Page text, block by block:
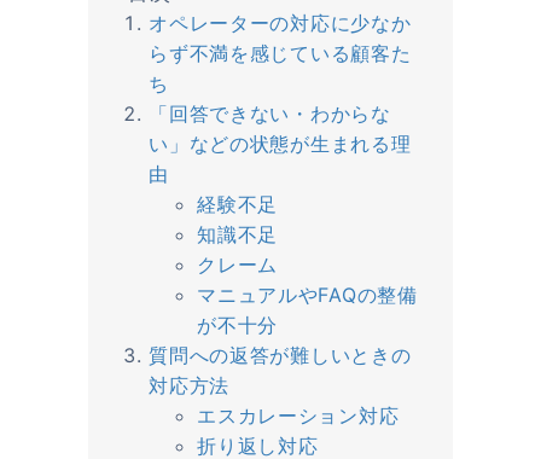
オペレーターの対応に少なか
らず不満を感じている顧客た
ち
「回答できない・わからな
い」などの状態が生まれる理
由
経験不足
知識不足
クレーム
マニュアルやFAQの整備
が不十分
質問への返答が難しいときの
対応方法
エスカレーション対応
折り返し対応